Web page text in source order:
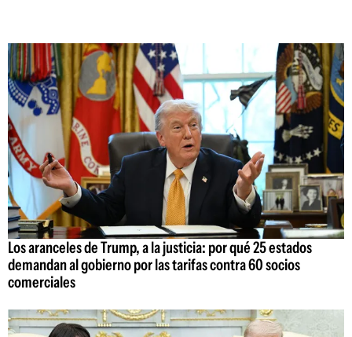
Los aranceles de Trump, a la justicia: por qué 25 estados
demandan al gobierno por las tarifas contra 60 socios
comerciales